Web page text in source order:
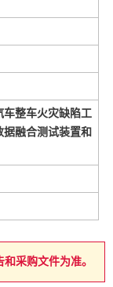
车整车火灾缺陷工
融合测试装置和
采购文件为准。